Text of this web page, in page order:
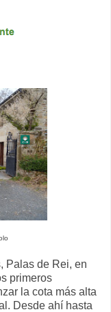
Palas de Rei, en
primeros
la cota más alta
Desde ahí hasta